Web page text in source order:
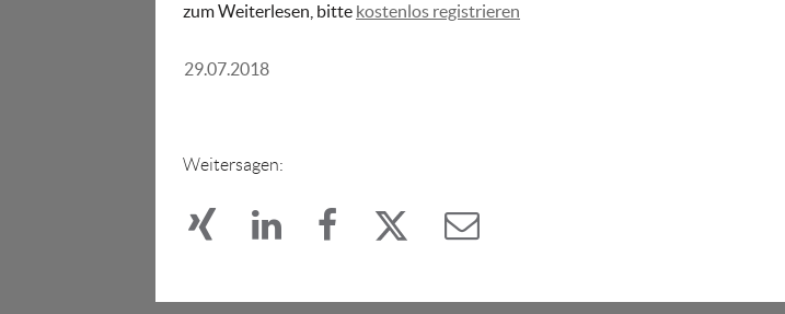
29.07.2018
zum Weiterlesen, bitte kostenlos registrieren
Weitersagen: